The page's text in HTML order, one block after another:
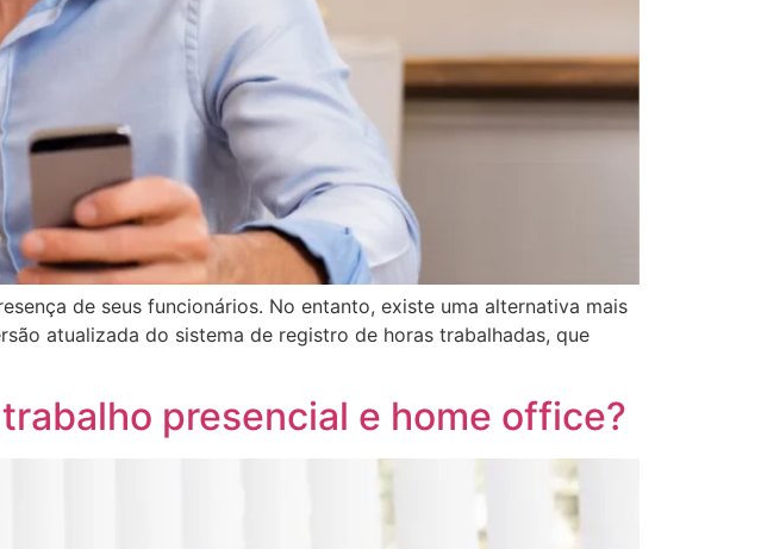
de seus funcionários. No entanto, existe uma alternativa mais
atualizada do sistema de registro de horas trabalhadas, que
presencial e home office?